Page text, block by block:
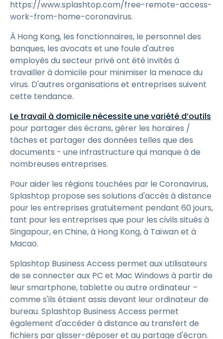
https://www.splashtop.com/free-remote-access-
work-from-home-coronavirus.
À Hong Kong, les fonctionnaires, le personnel des
banques, les avocats et une foule d'autres
employés du secteur privé ont été invités à
travailler à domicile pour minimiser la menace du
virus. D'autres organisations et entreprises suivent
cette tendance.
Le travail à domicile nécessite une variété d’outils
pour partager des écrans, gérer les horaires /
tâches et partager des données telles que des
documents - une infrastructure qui manque à de
nombreuses entreprises.
Pour aider les régions touchées par le Coronavirus,
Splashtop propose ses solutions d'accès à distance
pour les entreprises gratuitement pendant 60 jours,
tant pour les entreprises que pour les civils situés à
Singapour, en Chine, à Hong Kong, à Taïwan et à
Macao.
Splashtop Business Access permet aux utilisateurs
de se connecter aux PC et Mac Windows à partir de
leur smartphone, tablette ou autre ordinateur –
comme s'ils étaient assis devant leur ordinateur de
bureau. Splashtop Business Access permet
également d'accéder à distance au transfert de
fichiers par glisser-déposer et au partage d'écran.